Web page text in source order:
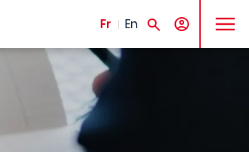
Fr En
MENU